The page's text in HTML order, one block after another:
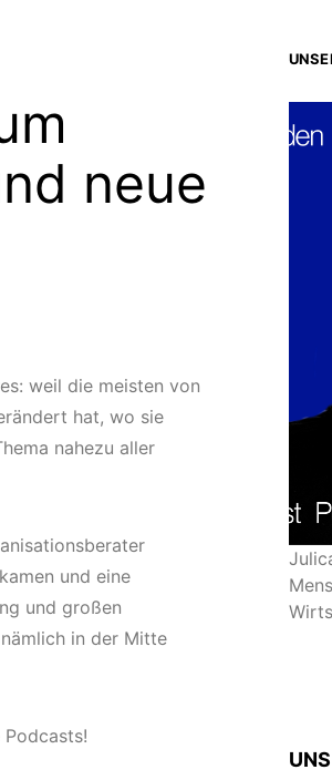
neue
weil die meisten von
hat, wo sie
nahezu aller
und eine
und großen
in der Mitte